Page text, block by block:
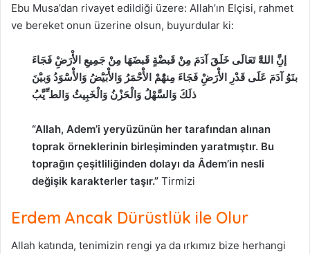
Ebu Musa’dan rivayet edildiği üzere: Allah’ın Elçisi, rahmet
ve bereket onun üzerine olsun, buyurdular ki:
إنَِّ اللهََّ تَعَالَى خَلَقَ آدَمَ مِنْ قَبضَْةٍ قَبضََهَا مِنْ جَمِيعِ الأْرَضِْ فَجَاءَ
بنَوُ آدَمَ عَلَى قَدْرِ الأْرَضِْ فَجَاءَ مِِنهُْمْ الأْحَْمَرُ وَالأْبَيَْضُ وَالأْسَْوَدُ وَبيَْنَ
ذلَكَ وَالسَّهْلُ وَالْحَزْنُ وَالْخَبِيثُ وَالط ِّيَّبُ
“Allah, Adem’i yeryüzünün her tarafından alınan
toprak örneklerinin birleşiminden yaratmıştır. Bu
toprağın çeşitliliğinden dolayı da Âdem’in nesli
değişik karakterler taşır.” Tirmizi
Erdem Ancak Dürüstlük ile Olur
Allah katında, tenimizin rengi ya da ırkımız bize herhangi